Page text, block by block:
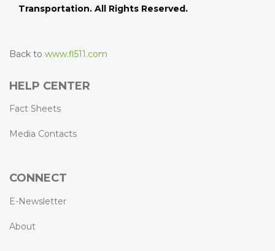
Transportation. All Rights Reserved.
Back to www.fl511.com
HELP CENTER
Fact Sheets
Media Contacts
CONNECT
E-Newsletter
About